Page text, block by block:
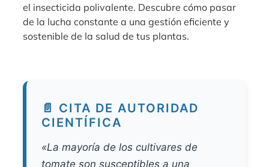
el insecticida polivalente. Descubre cómo pasar
de la lucha constante a una gestión eficiente y
sostenible de la salud de tus plantas.
📄 CITA DE AUTORIDAD
CIENTÍFICA
«La mayoría de los cultivares de
tomate son susceptibles a una